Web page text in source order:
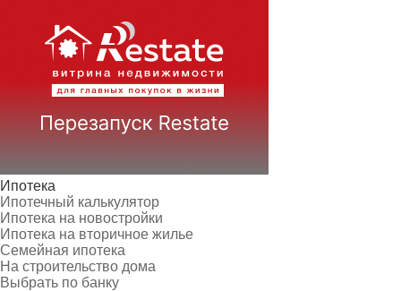
Ипотека
Ипотечный калькулятор
Ипотека на новостройки
Ипотека на вторичное жилье
Семейная ипотека
На строительство дома
Выбрать по банку